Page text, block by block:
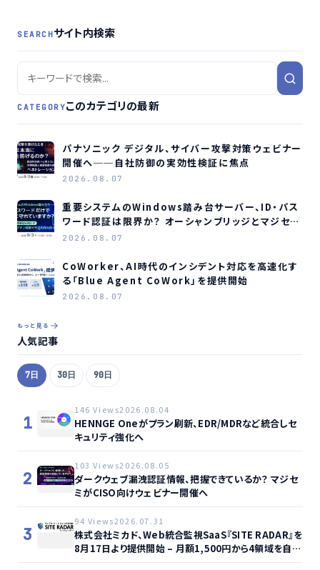
SEARCHサイト内検索
CATEGORYこのカテゴリの最新
パナソニック デジタル、サイバー攻撃対策ウェビナー
開催へ──自社防御の実効性検証に焦点
2026.08.07
重要システムのWindows踏み台サーバー、ID・パス
ワード認証は限界か？ オーシャンブリッジとマジセミ
がウェビナー開催へ
2026.08.07
CoWorker、AI時代のインシデント対応を高速化す
る「Blue Agent CoWork」を提供開始
2026.08.07
もっと見る
人気記事
7日 30日 90日
1
146 Views2026.08.04
HENNGE Oneがプラン刷新、EDR/MDRなど統合しセ
キュリティ強化へ
2
103 Views2026.08.05
ダークウェブ漏洩認証情報、把握できているか？ マジセ
ミがCISO向けウェビナー開催へ
3
94 Views2026.07.31
株式会社ミカド、Web統合監視SaaS『SITE RADAR』を
8月17日より提供開始 – 月額1,500円から4領域を自動
監視、動的サイト…